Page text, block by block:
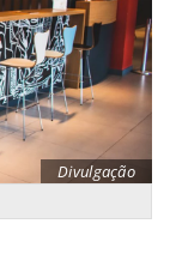
Divulgação